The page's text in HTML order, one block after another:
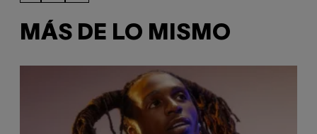
MÁS DE LO MISMO